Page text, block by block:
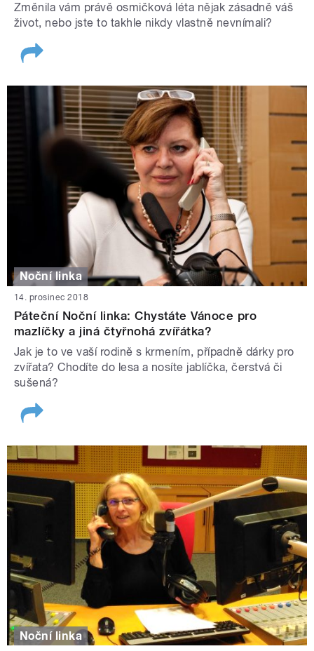
Změnila vám právě osmičková léta nějak zásadně váš
život, nebo jste to takhle nikdy vlastně nevnímali?
Noční linka
14. prosinec 2018
Páteční Noční linka: Chystáte Vánoce pro
mazlíčky a jiná čtyřnohá zvířátka?
Jak je to ve vaší rodině s krmením, případně dárky pro
zvířata? Chodíte do lesa a nosíte jablíčka, čerstvá či
sušená?
Noční linka